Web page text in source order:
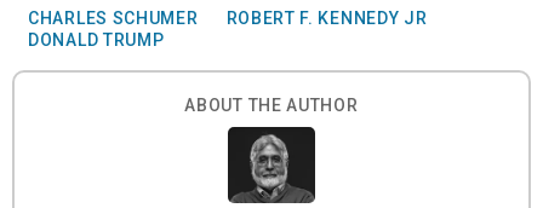
CHARLES SCHUMER
ROBERT F. KENNEDY JR
DONALD TRUMP
ABOUT THE AUTHOR